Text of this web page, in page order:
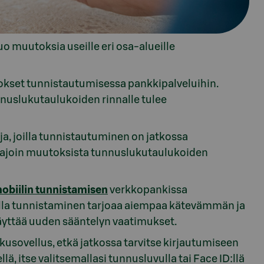
muutoksia useille eri osa-alueille
tunnistautumisessa pankkipalveluihin.
rinnalle tulee
joilla tunnistautuminen on jatkossa
muutoksista tunnuslukutaulukoiden
tunnistamisen verkkopankissa
tunnistaminen tarjoaa aiempaa kätevämmän ja
uuden sääntelyn vaatimukset.
etkä jatkossa tarvitse kirjautumiseen
itse valitsemallasi tunnusluvulla tai Face ID:llä